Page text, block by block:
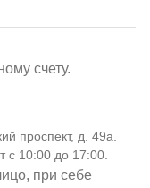
счету.
проспект, д. 49а.
с 10:00 до 17:00.
при себе